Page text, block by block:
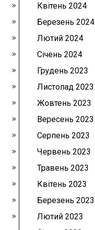
Квітень 2024
Березень 2024
Лютий 2024
Січень 2024
Грудень 2023
Листопад 2023
Жовтень 2023
Вересень 2023
Серпень 2023
Червень 2023
Травень 2023
Квітень 2023
Березень 2023
Лютий 2023